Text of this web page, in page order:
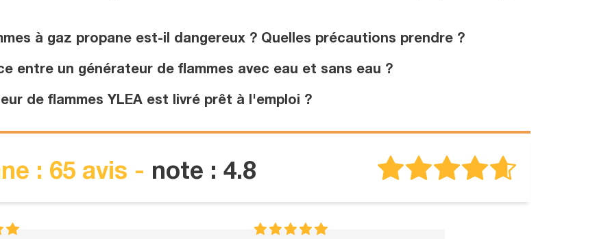
à gaz propane est-il dangereux ? Quelles précautions prendre ?
entre un générateur de flammes avec eau et sans eau ?
de flammes YLEA est livré prêt à l'emploi ?
: 65 avis - note : 4.8